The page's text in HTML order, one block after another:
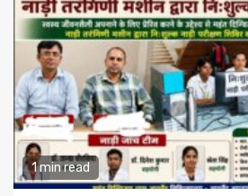
1 min read